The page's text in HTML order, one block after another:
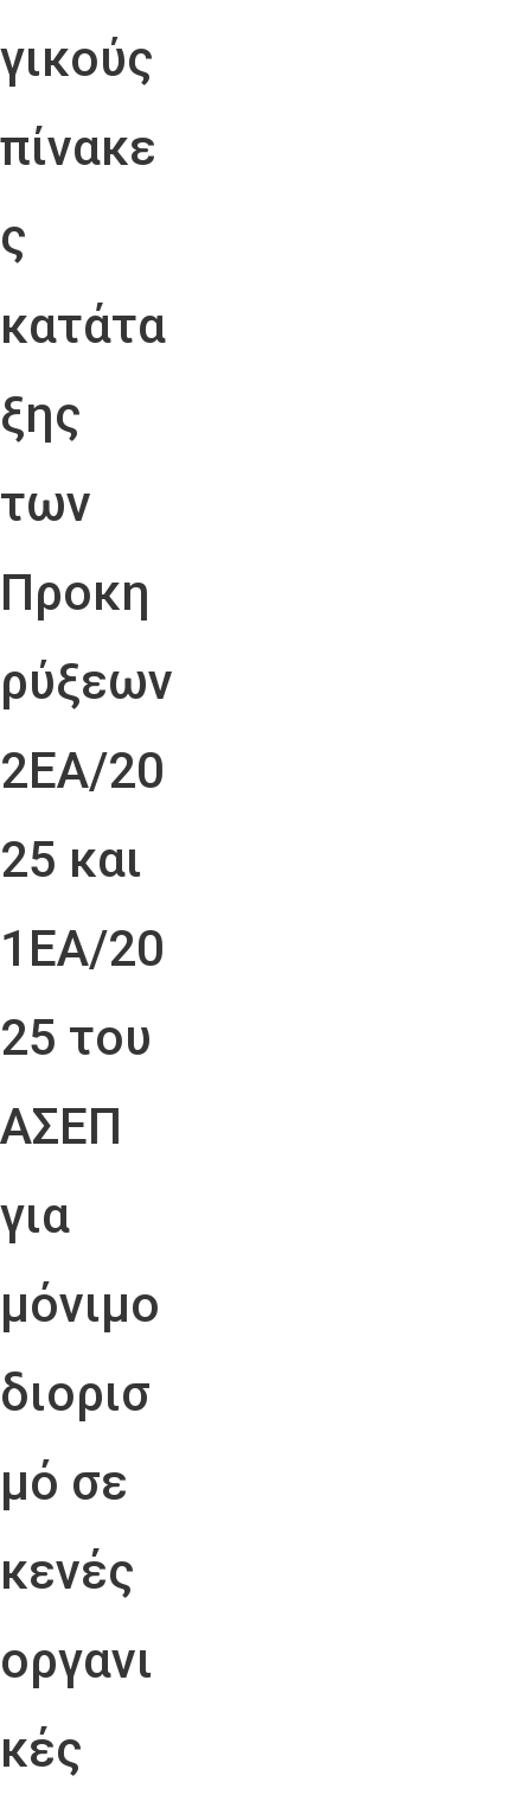
γικούς
πίνακε
ς
κατάτα
ξης
των
Προκη
ρύξεων
2ΕΑ/20
25 και
1ΕΑ/20
25 του
ΑΣΕΠ
για
μόνιμο
διορισ
μό σε
κενές
οργανι
κές